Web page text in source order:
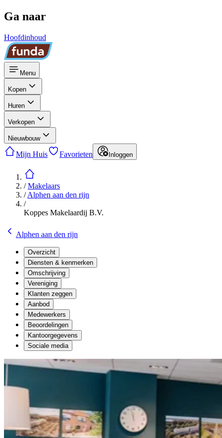
Ga naar
Hoofdinhoud
Menu
Kopen
Huren
Verkopen
Nieuwbouw
Mijn Huis Favorieten Inloggen
/Makelaars
/Alphen aan den rijn
/
Koppes Makelaardij B.V.
Alphen aan den rijn
Overzicht
Diensten & kenmerken
Omschrijving
Vereniging
Klanten zeggen
Aanbod
Medewerkers
Beoordelingen
Kantoorgegevens
Sociale media